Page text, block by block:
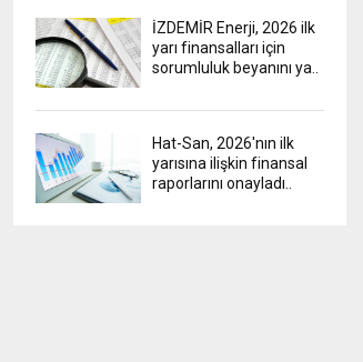
İZDEMİR Enerji, 2026 ilk
yarı finansalları için
sorumluluk beyanını ya..
Hat-San, 2026'nın ilk
yarısına ilişkin finansal
raporlarını onayladı..